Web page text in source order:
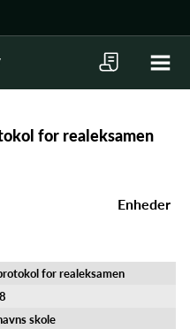
for realeksamen
Enheder
for realeksamen
skole